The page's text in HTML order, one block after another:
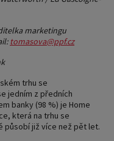
marketingu
tomasova@ppf.cz
trhu se
jedním z předních
banky (98 %) je Home
která na trhu se
již více než pět let.